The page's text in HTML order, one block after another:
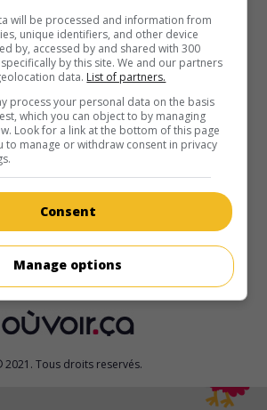
sur mes écrans
la terreur: L'embrasement
V.O.: Evil Dead Burn
d'horreurde Sébastien Vanicek avec
Tandi Wright,Hunter Doohan. Une jeune
à un repas commémoratif dans le
de sa belle-famille, où s'est tapie
2021. Tous droits reservés.
will be processed and information from
unique identifiers, and other device
by, accessed by and shared with 300
by this site. We and our partners
data. List of partners.
process your personal data on the basis
which you can object to by managing
Look for a link at the bottom of this page
to manage or withdraw consent in privacy
Consent
Manage options